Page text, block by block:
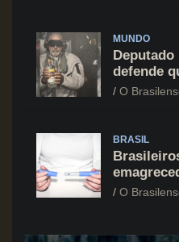
MUNDO
defende
assim
O
BRASIL
mesmo
O